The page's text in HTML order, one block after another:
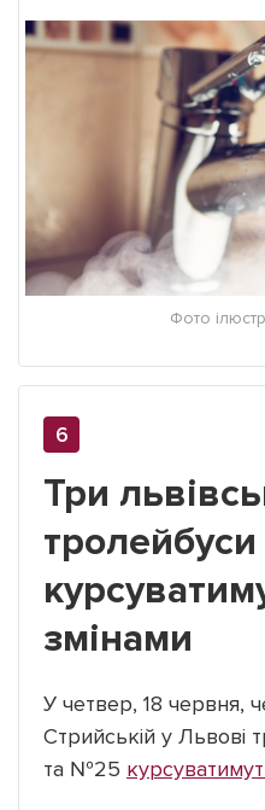
Фото
Три
змінами
У четвер, 18 червня,
Стрийській у
та №25